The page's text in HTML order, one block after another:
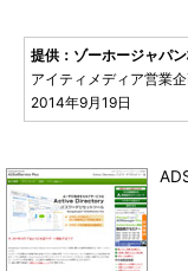
提供：ゾーホージャパ
アイティメディア営業
2014年9月19日